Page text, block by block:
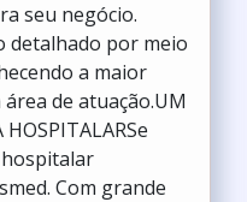
seu negócio.
detalhado por meio
a maior
de atuação.UM
HOSPITALARSe
Com grande